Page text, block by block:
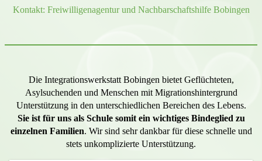
Kontakt: Freiwilligenagentur und Nachbarschaftshilfe Bobingen
Die Integrationswerkstatt Bobingen bietet Geflüchteten,
Asylsuchenden und Menschen mit Migrationshintergrund
Unterstützung in den unterschiedlichen Bereichen des Lebens.
Sie ist für uns als Schule somit ein wichtiges Bindeglied zu
einzelnen Familien. Wir sind sehr dankbar für diese schnelle und
stets unkomplizierte Unterstützung.